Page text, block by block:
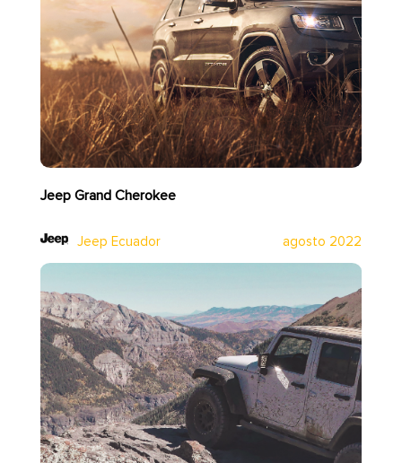
Jeep Grand Cherokee
Jeep Ecuador agosto 2022